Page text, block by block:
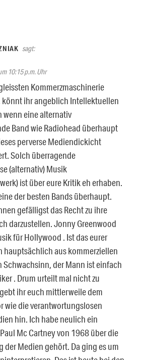
sagt:
10:15 p.m. Uhr
Kommerzmaschinerie
könnt ihr angeblich Intellektuellen
wenn eine alternativ
Band wie Radiohead überhaupt
perverse Mediendickicht
Solch überragende
(alternativ) Musik
ist über eure Kritik eh erhaben.
der besten Bands überhaupt.
gefälligst das Recht zu ihre
darzustellen. Jonny Greenwood
für Hollywood . Ist das eurer
hauptsächlich aus kommerziellen
Schwachsinn, der Mann ist einfach
. Drum urteilt mal nicht zu
ihr euch mittlerweile dem
wie die verantwortungslosen
hin. Ich habe neulich ein
Mc Cartney von 1968 über die
der Medien gehört. Da ging es um